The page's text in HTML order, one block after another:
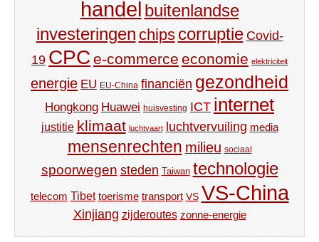
handel buitenlandse
investeringen chips corruptie Covid-
19 CPC e-commerce economie elektriciteit
energie EU EU-China financiën gezondheid
Hongkong Huawei huisvesting ICT internet
justitie klimaat luchtvaart luchtvervuiling media
mensenrechten milieu sociaal
spoorwegen steden Taiwan technologie
telecom Tibet toerisme transport VS VS-China
Xinjiang zijderoutes zonne-energie